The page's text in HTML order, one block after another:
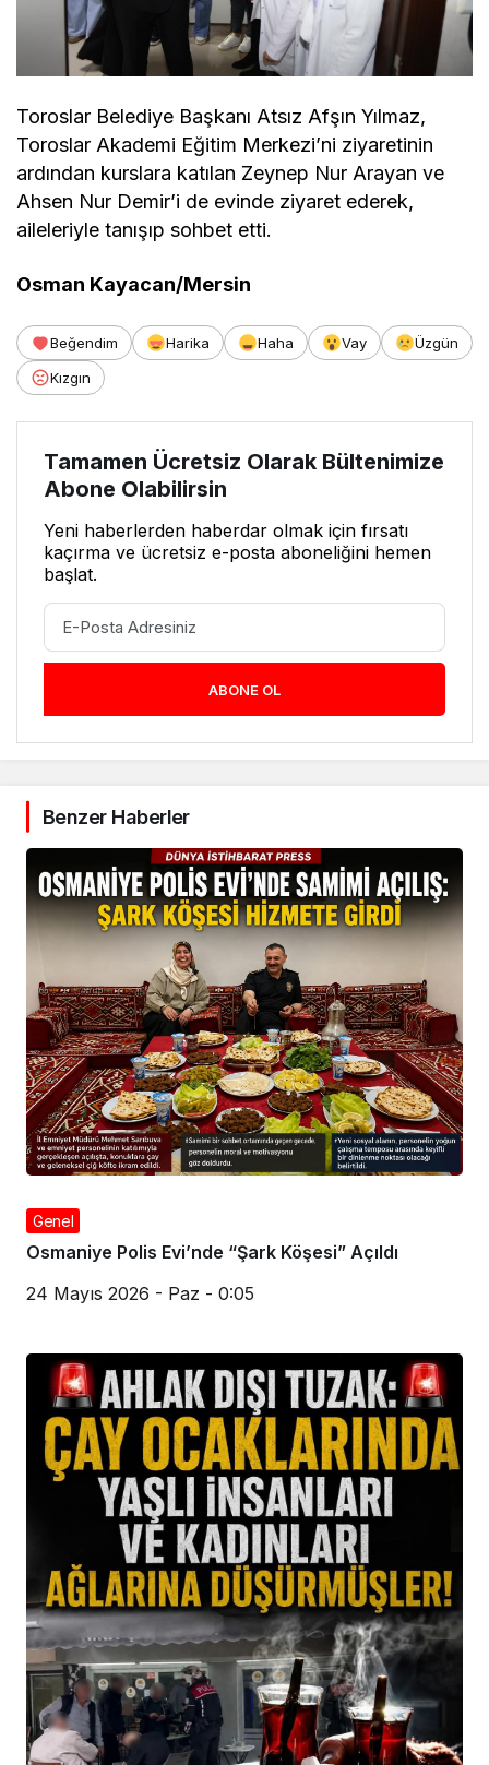
Toroslar Belediye Başkanı Atsız Afşın Yılmaz,
Toroslar Akademi Eğitim Merkezi’ni ziyaretinin
ardından kurslara katılan Zeynep Nur Arayan ve
Ahsen Nur Demir’i de evinde ziyaret ederek,
aileleriyle tanışıp sohbet etti.
Osman Kayacan/Mersin
Beğendim Harika Haha Vay
Üzgün
Kızgın
Tamamen Ücretsiz Olarak Bültenimize
Abone Olabilirsin
Yeni haberlerden haberdar olmak için fırsatı
kaçırma ve ücretsiz e-posta aboneliğini hemen
başlat.
ABONE OL
Benzer Haberler
Genel
Osmaniye Polis Evi’nde “Şark Köşesi” Açıldı
24 Mayıs 2026 - Paz - 0:05